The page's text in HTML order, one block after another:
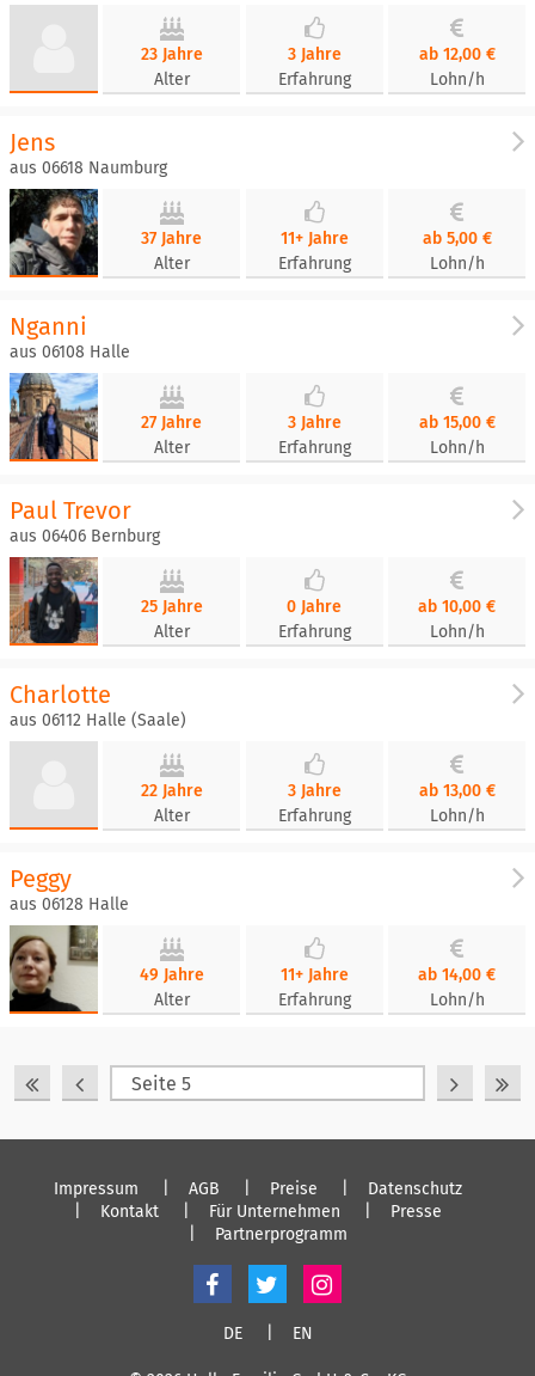
23 Jahre
Alter
3 Jahre
Erfahrung
ab 12,00 €
Lohn/h
Jens
aus 06618 Naumburg
37 Jahre
Alter
11+ Jahre
Erfahrung
ab 5,00 €
Lohn/h
Nganni
aus 06108 Halle
27 Jahre
Alter
3 Jahre
Erfahrung
ab 15,00 €
Lohn/h
Paul Trevor
aus 06406 Bernburg
25 Jahre
Alter
0 Jahre
Erfahrung
ab 10,00 €
Lohn/h
Charlotte
aus 06112 Halle (Saale)
22 Jahre
Alter
3 Jahre
Erfahrung
ab 13,00 €
Lohn/h
Peggy
aus 06128 Halle
49 Jahre
Alter
11+ Jahre
Erfahrung
ab 14,00 €
Lohn/h
Impressum AGB Preise
Datenschutz
Kontakt
Für Unternehmen
Presse
Partnerprogramm
DE EN